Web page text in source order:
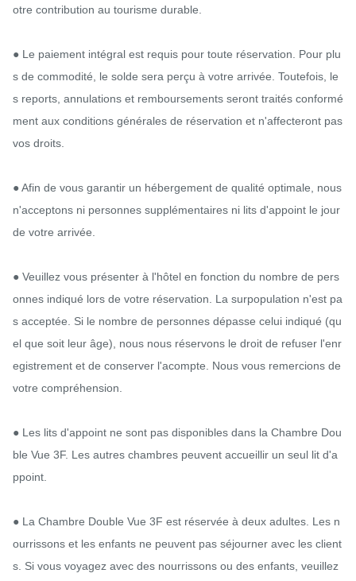
otre contribution au tourisme durable.
● Le paiement intégral est requis pour toute réservation. Pour plu
s de commodité, le solde sera perçu à votre arrivée. Toutefois, le
s reports, annulations et remboursements seront traités conformé
ment aux conditions générales de réservation et n'affecteront pas
vos droits.
● Afin de vous garantir un hébergement de qualité optimale, nous
n'acceptons ni personnes supplémentaires ni lits d'appoint le jour
de votre arrivée.
● Veuillez vous présenter à l'hôtel en fonction du nombre de pers
onnes indiqué lors de votre réservation. La surpopulation n'est pa
s acceptée. Si le nombre de personnes dépasse celui indiqué (qu
el que soit leur âge), nous nous réservons le droit de refuser l'enr
egistrement et de conserver l'acompte. Nous vous remercions de
votre compréhension.
● Les lits d'appoint ne sont pas disponibles dans la Chambre Dou
ble Vue 3F. Les autres chambres peuvent accueillir un seul lit d'a
ppoint.
● La Chambre Double Vue 3F est réservée à deux adultes. Les n
ourrissons et les enfants ne peuvent pas séjourner avec les client
s. Si vous voyagez avec des nourrissons ou des enfants, veuillez